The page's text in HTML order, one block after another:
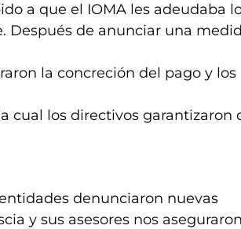
a que el IOMA les adeudaba
Después de anunciar una
la concreción del pago y los
cual los directivos garantizaron
denunciaron nuevas
y sus asesores nos